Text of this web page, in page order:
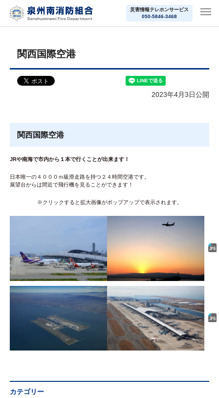
災害情報テレホンサービス
050-5846-3468
関西国際空港
2023年4月3日公開
関西国際空港
JRや南海で市内から１本で行くことが出来ます！
日本唯一の４０００ｍ級滑走路を持つ２４時間空港です。
展望台からは間近で飛行機を見ることができます！
※クリックすると拡大画像がポップアップで表示されます。
カテゴリー